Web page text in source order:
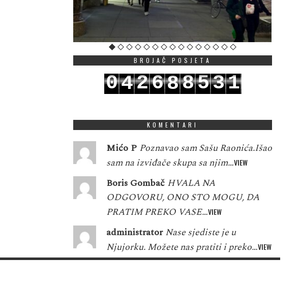
BROJAČ POSJETA
042688531
KOMENTARI
Mićo P Poznavao sam Sašu Raonića.Išao
sam na izviđače skupa sa njim…VIEW
Boris Gombač HVALA NA
ODGOVORU, ONO STO MOGU, DA
PRATIM PREKO VASE…VIEW
administrator Nase sjediste je u
Njujorku. Možete nas pratiti i preko…VIEW